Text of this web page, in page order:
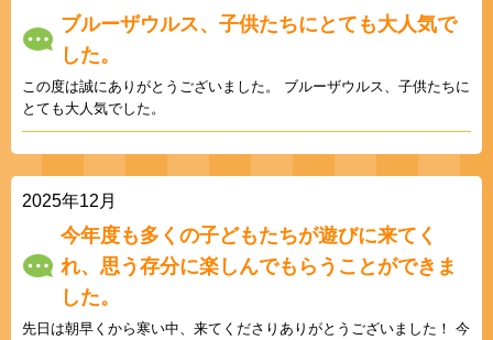
ブルーザウルス、子供たちにとても大人気で
した。
この度は誠にありがとうございました。 ブルーザウルス、子供たちに
とても大人気でした。
2025年12月
今年度も多くの子どもたちが遊びに来てく
れ、思う存分に楽しんでもらうことができま
した。
先日は朝早くから寒い中、来てくださりありがとうございました！ 今